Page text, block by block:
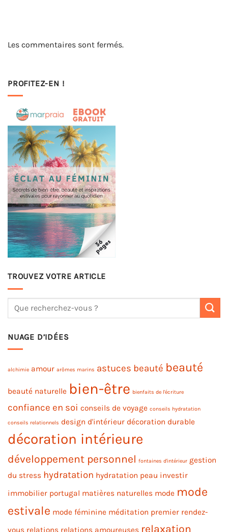
Les commentaires sont fermés.
PROFITEZ-EN !
TROUVEZ VOTRE ARTICLE
NUAGE D’IDÉES
alchimie amour arômes marins astuces beauté beauté
beauté naturelle bien-être bienfaits de l'écriture
confiance en soi conseils de voyage conseils hydratation
conseils relationnels design d'intérieur décoration durable
décoration intérieure
développement personnel fontaines d'intérieur gestion
du stress hydratation hydratation peau investir
immobilier portugal matières naturelles mode mode
estivale mode féminine méditation premier rendez-
relaxation